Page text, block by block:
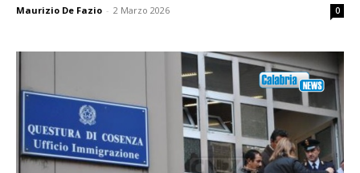
Maurizio De Fazio - 2 Marzo 2026 0